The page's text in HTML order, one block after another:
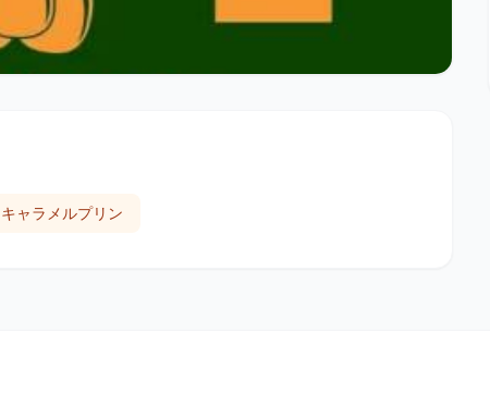
ャラメルプリン